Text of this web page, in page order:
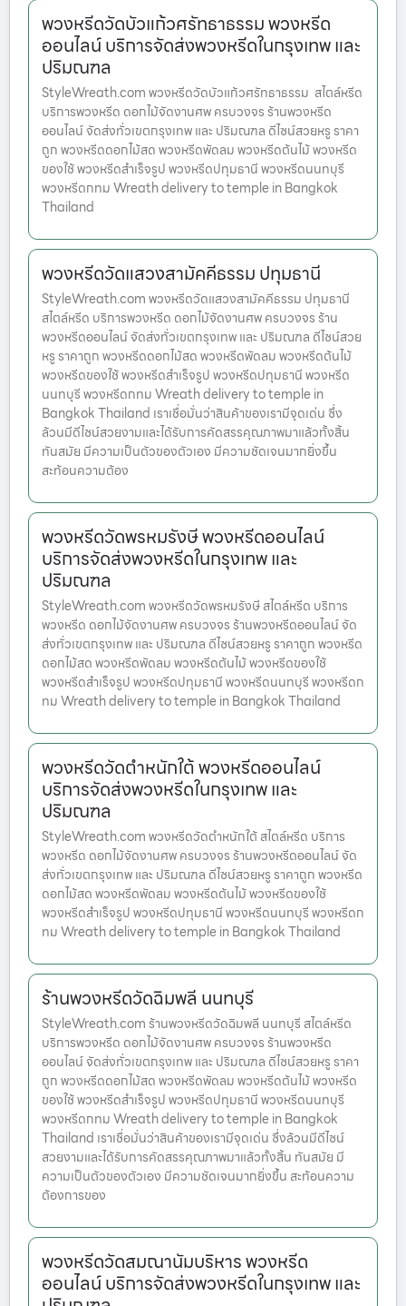
พวงหรีดวัดบัวแก้วศรัทธาธรรม พวงหรีด
ออนไลน์ บริการจัดส่งพวงหรีดในกรุงเทพ และ
ปริมณฑล
StyleWreath.com พวงหรีดวัดบัวแก้วศรัทธาธรรม สไตล์หรีด
บริการพวงหรีด ดอกไม้จัดงานศพ ครบวงจร ร้านพวงหรีด
ออนไลน์ จัดส่งทั่วเขตกรุงเทพ และ ปริมณฑล ดีไซน์สวยหรู ราคา
ถูก พวงหรีดดอกไม้สด พวงหรีดพัดลม พวงหรีดต้นไม้ พวงหรีด
ของใช้ พวงหรีดสำเร็จรูป พวงหรีดปทุมธานี พวงหรีดนนทบุรี
พวงหรีดกทม Wreath delivery to temple in Bangkok
Thailand
พวงหรีดวัดแสวงสามัคคีธรรม ปทุมธานี
StyleWreath.com พวงหรีดวัดแสวงสามัคคีธรรม ปทุมธานี
สไตล์หรีด บริการพวงหรีด ดอกไม้จัดงานศพ ครบวงจร ร้าน
พวงหรีดออนไลน์ จัดส่งทั่วเขตกรุงเทพ และ ปริมณฑล ดีไซน์สวย
หรู ราคาถูก พวงหรีดดอกไม้สด พวงหรีดพัดลม พวงหรีดต้นไม้
พวงหรีดของใช้ พวงหรีดสำเร็จรูป พวงหรีดปทุมธานี พวงหรีด
นนทบุรี พวงหรีดกทม Wreath delivery to temple in
Bangkok Thailand เราเชื่อมั่นว่าสินค้าของเรามีจุดเด่น ซึ่ง
ล้วนมีดีไซน์สวยงามและได้รับการคัดสรรคุณภาพมาแล้วทั้งสิ้น
ทันสมัย มีความเป็นตัวของตัวเอง มีความชัดเจนมากยิ่งขึ้น
สะท้อนความต้อง
พวงหรีดวัดพรหมรังษี พวงหรีดออนไลน์
บริการจัดส่งพวงหรีดในกรุงเทพ และ
ปริมณฑล
StyleWreath.com พวงหรีดวัดพรหมรังษี สไตล์หรีด บริการ
พวงหรีด ดอกไม้จัดงานศพ ครบวงจร ร้านพวงหรีดออนไลน์ จัด
ส่งทั่วเขตกรุงเทพ และ ปริมณฑล ดีไซน์สวยหรู ราคาถูก พวงหรีด
ดอกไม้สด พวงหรีดพัดลม พวงหรีดต้นไม้ พวงหรีดของใช้
พวงหรีดสำเร็จรูป พวงหรีดปทุมธานี พวงหรีดนนทบุรี พวงหรีดก
ทม Wreath delivery to temple in Bangkok Thailand
พวงหรีดวัดตำหนักใต้ พวงหรีดออนไลน์
บริการจัดส่งพวงหรีดในกรุงเทพ และ
ปริมณฑล
StyleWreath.com พวงหรีดวัดตำหนักใต้ สไตล์หรีด บริการ
พวงหรีด ดอกไม้จัดงานศพ ครบวงจร ร้านพวงหรีดออนไลน์ จัด
ส่งทั่วเขตกรุงเทพ และ ปริมณฑล ดีไซน์สวยหรู ราคาถูก พวงหรีด
ดอกไม้สด พวงหรีดพัดลม พวงหรีดต้นไม้ พวงหรีดของใช้
พวงหรีดสำเร็จรูป พวงหรีดปทุมธานี พวงหรีดนนทบุรี พวงหรีดก
ทม Wreath delivery to temple in Bangkok Thailand
ร้านพวงหรีดวัดฉิมพลี นนทบุรี
StyleWreath.com ร้านพวงหรีดวัดฉิมพลี นนทบุรี สไตล์หรีด
บริการพวงหรีด ดอกไม้จัดงานศพ ครบวงจร ร้านพวงหรีด
ออนไลน์ จัดส่งทั่วเขตกรุงเทพ และ ปริมณฑล ดีไซน์สวยหรู ราคา
ถูก พวงหรีดดอกไม้สด พวงหรีดพัดลม พวงหรีดต้นไม้ พวงหรีด
ของใช้ พวงหรีดสำเร็จรูป พวงหรีดปทุมธานี พวงหรีดนนทบุรี
พวงหรีดกทม Wreath delivery to temple in Bangkok
Thailand เราเชื่อมั่นว่าสินค้าของเรามีจุดเด่น ซึ่งล้วนมีดีไซน์
สวยงามและได้รับการคัดสรรคุณภาพมาแล้วทั้งสิ้น ทันสมัย มี
ความเป็นตัวของตัวเอง มีความชัดเจนมากยิ่งขึ้น สะท้อนความ
ต้องการของ
พวงหรีดวัดสมณานัมบริหาร พวงหรีด
ออนไลน์ บริการจัดส่งพวงหรีดในกรุงเทพ และ